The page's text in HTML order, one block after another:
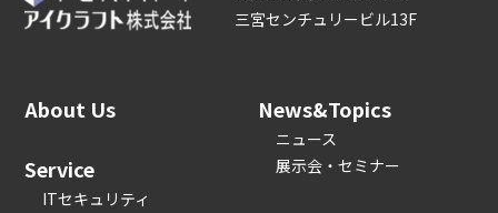
三宮センチュリービル13F
About Us
Service
ITセキュリティ
News&Topics
ニュース
展示会・セミナー